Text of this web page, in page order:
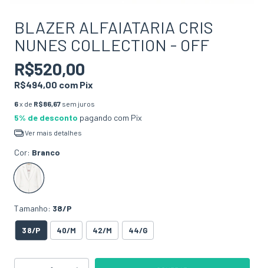
BLAZER ALFAIATARIA CRIS
NUNES COLLECTION - OFF
R$520,00
R$494,00 com Pix
6x de R$86,67 sem juros
5% de desconto pagando com Pix
Ver mais detalhes
Cor: Branco
Tamanho: 38/P
38/P 40/M 42/M 44/G